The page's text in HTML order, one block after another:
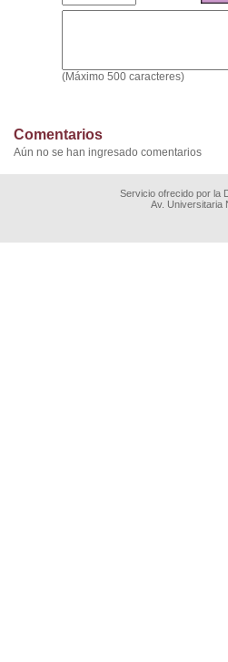
(Máximo 500 caracteres)
Comentarios
Aún no se han ingresado comentarios
Servicio ofrecido por la
Av. Universitaria